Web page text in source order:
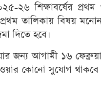
২৬ শিক্ষাবর্ষের প্রথম
তালিকায় বিষয়
দিতে হবে।
জন্য আগামী ১৬
কোনো সুযোগ থাকবে